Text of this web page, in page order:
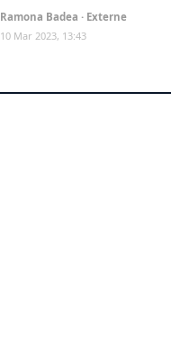
Ramona Badea · Externe
10 Mar 2023, 13:43